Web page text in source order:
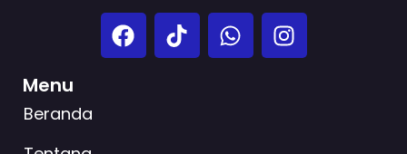
Menu
Beranda